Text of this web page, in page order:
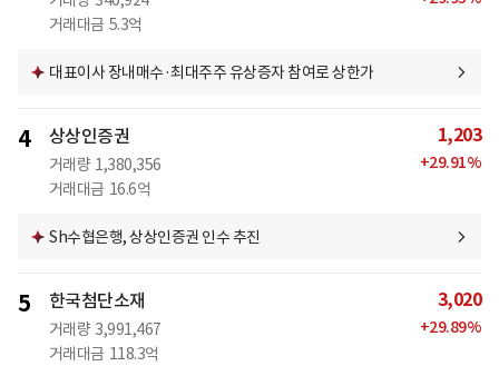
거래대금 5.3억
대표이사 장내매수·최대주주 유상증자 참여로 상한가
4 상상인증권
거래량 1,380,356
거래대금 16.6억
1,203
+29.91%
Sh수협은행, 상상인증권 인수 추진
5 한국첨단소재
거래량 3,991,467
거래대금 118.3억
3,020
+29.89%